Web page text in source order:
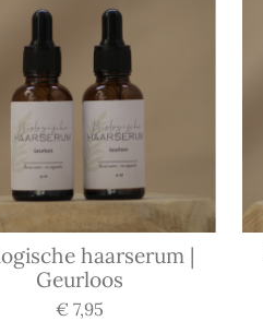
haarserum |
Geurloos
€ 7,95